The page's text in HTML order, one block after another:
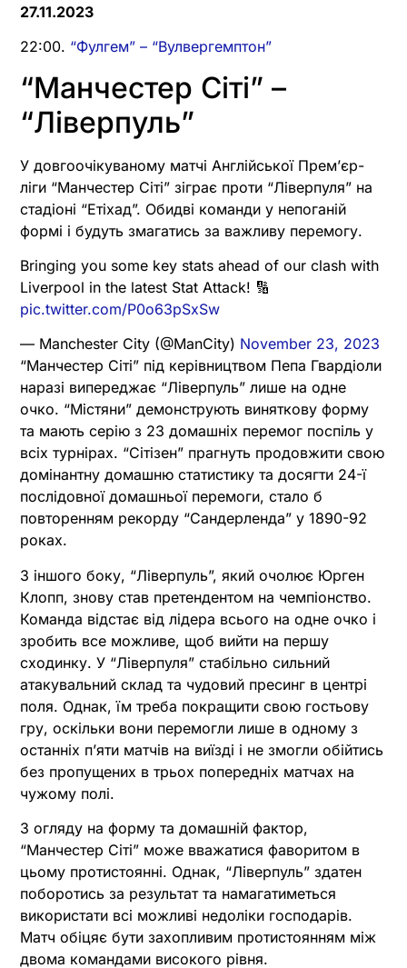
27.11.2023
22:00. “Фулгем” – “Вулвергемптон”
“Манчестер Сіті” –
“Ліверпуль”
У довгоочікуваному матчі Англійської Прем’єр-
ліги “Манчестер Сіті” зіграє проти “Ліверпуля” на
стадіоні “Етіхад”. Обидві команди у непоганій
формі і будуть змагатись за важливу перемогу.
Bringing you some key stats ahead of our clash with
Liverpool in the latest Stat Attack! 🔢
pic.twitter.com/P0o63pSxSw
— Manchester City (@ManCity) November 23, 2023
“Манчестер Сіті” під керівництвом Пепа Гвардіоли
наразі випереджає “Ліверпуль” лише на одне
очко. “Містяни” демонструють виняткову форму
та мають серію з 23 домашніх перемог поспіль у
всіх турнірах. “Сітізен” прагнуть продовжити свою
домінантну домашню статистику та досягти 24-ї
послідовної домашньої перемоги, стало б
повторенням рекорду “Сандерленда” у 1890-92
роках.
З іншого боку, “Ліверпуль”, який очолює Юрген
Клопп, знову став претендентом на чемпіонство.
Команда відстає від лідера всього на одне очко і
зробить все можливе, щоб вийти на першу
сходинку. У “Ліверпуля” стабільно сильний
атакувальний склад та чудовий пресинг в центрі
поля. Однак, їм треба покращити свою гостьову
гру, оскільки вони перемогли лише в одному з
останніх п’яти матчів на виїзді і не змогли обійтись
без пропущених в трьох попередніх матчах на
чужому полі.
З огляду на форму та домашній фактор,
“Манчестер Сіті” може вважатися фаворитом в
цьому протистоянні. Однак, “Ліверпуль” здатен
поборотись за результат та намагатиметься
використати всі можливі недоліки господарів.
Матч обіцяє бути захопливим протистоянням між
двома командами високого рівня.